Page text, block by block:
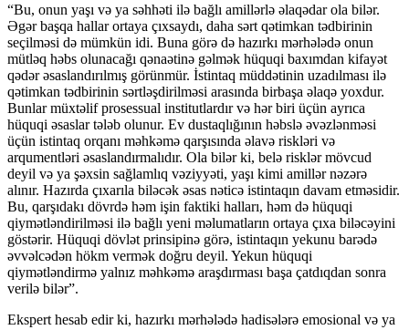
“Bu, onun yaşı və ya səhhəti ilə bağlı amillərlə əlaqədar ola bilər.
Əgər başqa hallar ortaya çıxsaydı, daha sərt qətimkan tədbirinin
seçilməsi də mümkün idi. Buna görə də hazırkı mərhələdə onun
mütləq həbs olunacağı qənaətinə gəlmək hüquqi baxımdan kifayət
qədər əsaslandırılmış görünmür. İstintaq müddətinin uzadılması ilə
qətimkan tədbirinin sərtləşdirilməsi arasında birbaşa əlaqə yoxdur.
Bunlar müxtəlif prosessual institutlardır və hər biri üçün ayrıca
hüquqi əsaslar tələb olunur. Ev dustaqlığının həbslə əvəzlənməsi
üçün istintaq orqanı məhkəmə qarşısında əlavə riskləri və
arqumentləri əsaslandırmalıdır. Ola bilər ki, belə risklər mövcud
deyil və ya şəxsin sağlamlıq vəziyyəti, yaşı kimi amillər nəzərə
alınır. Hazırda çıxarıla biləcək əsas nəticə istintaqın davam etməsidir.
Bu, qarşıdakı dövrdə həm işin faktiki halları, həm də hüquqi
qiymətləndirilməsi ilə bağlı yeni məlumatların ortaya çıxa biləcəyini
göstərir. Hüquqi dövlət prinsipinə görə, istintaqın yekunu barədə
əvvəlcədən hökm vermək doğru deyil. Yekun hüquqi
qiymətləndirmə yalnız məhkəmə araşdırması başa çatdıqdan sonra
verilə bilər”.
Ekspert hesab edir ki, hazırkı mərhələdə hadisələrə emosional və ya